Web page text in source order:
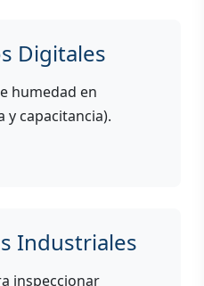
Digitales
humedad en
y capacitancia).
Industriales
inspeccionar